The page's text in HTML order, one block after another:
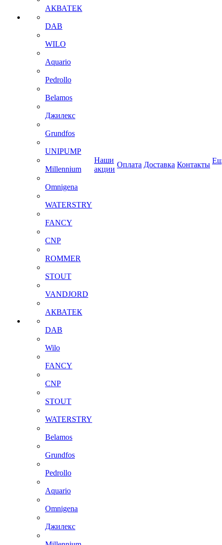
АКВАТЕК
DAB
WILO
Aquario
Pedrollo
Belamos
Джилекс
Grundfos
UNIPUMP
Millennium
Omnigena
WATERSTRY
FANCY
CNP
ROMMER
STOUT
VANDJORD
АКВАТЕК
DAB
Wilo
FANCY
CNP
STOUT
WATERSTRY
Belamos
Grundfos
Pedrollo
Aquario
Omnigena
Джилекс
Наши
акции
Оплата Доставка Контакты